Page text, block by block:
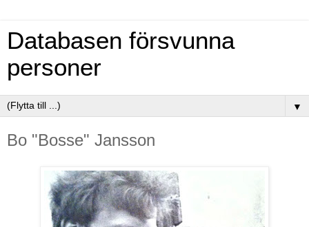
Databasen försvunna
personer
▼
Bo "Bosse" Jansson